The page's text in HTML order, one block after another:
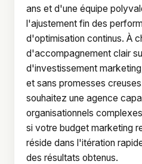
ans et d'une équipe
l'ajustement fin des
d'optimisation continus. À
d'accompagnement clair
d'investissement
et sans promesses
souhaitez une agence
organisationnels
si votre budget marketing
réside dans l'itération
des résultats obtenus.